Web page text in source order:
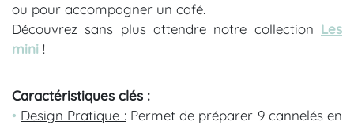
ou pour accompagner un café.
Découvrez sans plus attendre notre collection Les
mini !
Caractéristiques clés :
• Design Pratique :Permet de préparer 9 cannelés en